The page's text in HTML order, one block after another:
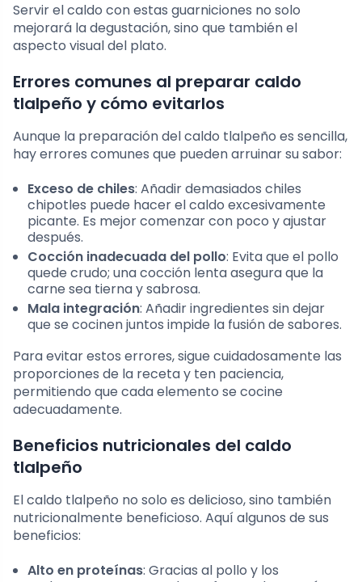
Servir el caldo con estas guarniciones no solo
mejorará la degustación, sino que también el
aspecto visual del plato.
Errores comunes al preparar caldo
tlalpeño y cómo evitarlos
Aunque la preparación del caldo tlalpeño es sencilla,
hay errores comunes que pueden arruinar su sabor:
Exceso de chiles: Añadir demasiados chiles
chipotles puede hacer el caldo excesivamente
picante. Es mejor comenzar con poco y ajustar
después.
Cocción inadecuada del pollo: Evita que el pollo
quede crudo; una cocción lenta asegura que la
carne sea tierna y sabrosa.
Mala integración: Añadir ingredientes sin dejar
que se cocinen juntos impide la fusión de sabores.
Para evitar estos errores, sigue cuidadosamente las
proporciones de la receta y ten paciencia,
permitiendo que cada elemento se cocine
adecuadamente.
Beneficios nutricionales del caldo
tlalpeño
El caldo tlalpeño no solo es delicioso, sino también
nutricionalmente beneficioso. Aquí algunos de sus
beneficios:
Alto en proteínas: Gracias al pollo y los